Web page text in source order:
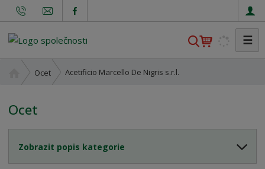
V
a
☰
v
d
s
t
Ocet Acetificio Marcello De Nigris s.r.l.
Ocet
Zobrazit popis kategorie